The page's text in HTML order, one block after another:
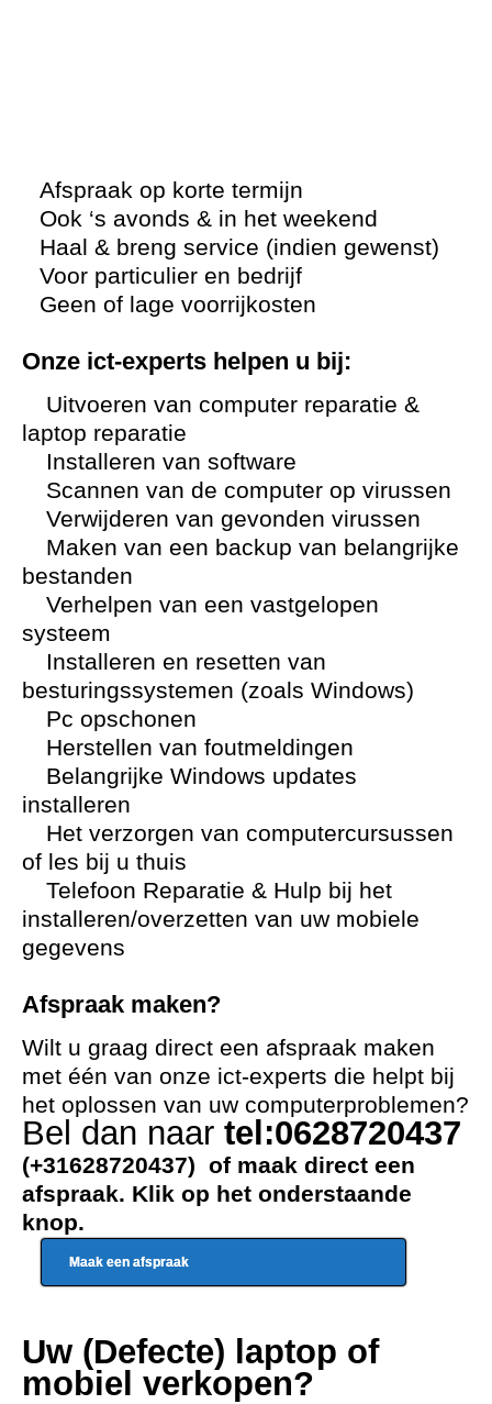
Afspraak op korte termijn
Ook ‘s avonds & in het weekend
Haal & breng service (indien gewenst)
Voor particulier en bedrijf
Geen of lage voorrijkosten
Onze ict-experts helpen u bij:
Uitvoeren van computer reparatie &
laptop reparatie
Installeren van software
Scannen van de computer op virussen
Verwijderen van gevonden virussen
Maken van een backup van belangrijke
bestanden
Verhelpen van een vastgelopen
systeem
Installeren en resetten van
besturingssystemen (zoals Windows)
Pc opschonen
Herstellen van foutmeldingen
Belangrijke Windows updates
installeren
Het verzorgen van computercursussen
of les bij u thuis
Telefoon Reparatie & Hulp bij het
installeren/overzetten van uw mobiele
gegevens
Afspraak maken?
Wilt u graag direct een afspraak maken
met één van onze ict-experts die helpt bij
het oplossen van uw computerproblemen?
Bel dan naar tel:0628720437
(+31628720437) of maak direct een
afspraak. Klik op het onderstaande
knop.
Maak een afspraak
Uw (Defecte) laptop of
mobiel verkopen?